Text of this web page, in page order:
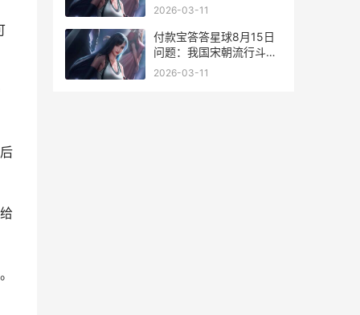
2026-03-11
付款宝答答星球8月15日
问题：我国宋朝流行斗茶
猜一猜茶汤啥子颜色为优
2026-03-11